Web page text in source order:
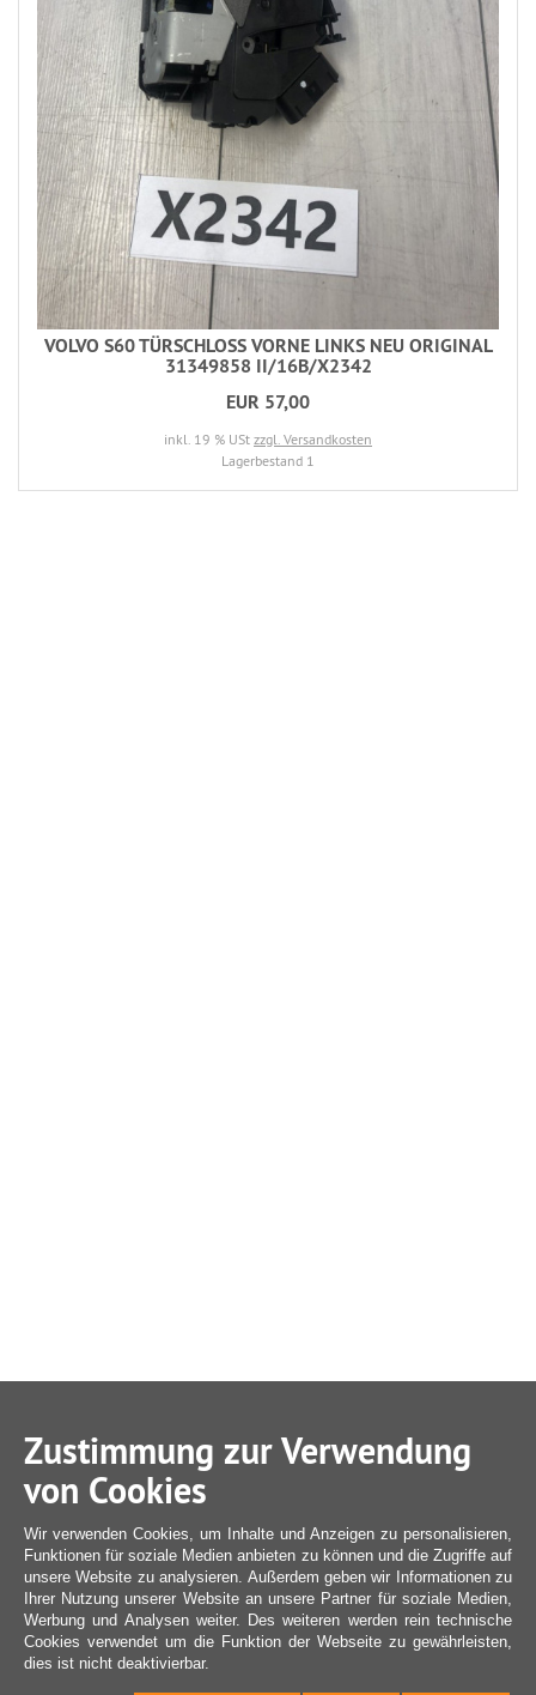
VOLVO S60 TÜRSCHLOSS VORNE LINKS NEU ORIGINAL
31349858 II/16B/X2342
EUR 57,00
inkl. 19 % USt zzgl. Versandkosten
Lagerbestand 1
Zustimmung zur Verwendung
von Cookies
Wir verwenden Cookies, um Inhalte und Anzeigen zu personalisieren,
Funktionen für soziale Medien anbieten zu können und die Zugriffe auf
unsere Website zu analysieren. Außerdem geben wir Informationen zu
Ihrer Nutzung unserer Website an unsere Partner für soziale Medien,
Werbung und Analysen weiter. Des weiteren werden rein technische
Cookies verwendet um die Funktion der Webseite zu gewährleisten,
dies ist nicht deaktivierbar.